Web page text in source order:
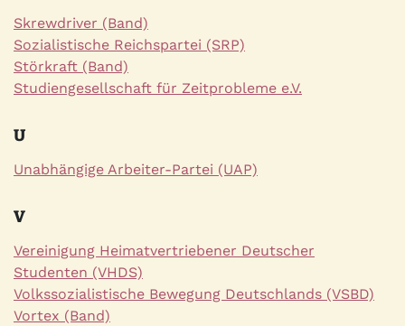
Skrewdriver (Band)
Sozialistische Reichspartei (SRP)
Störkraft (Band)
Studiengesellschaft für Zeitprobleme e.V.
U
Unabhängige Arbeiter-Partei (UAP)
V
Vereinigung Heimatvertriebener Deutscher
Studenten (VHDS)
Volkssozialistische Bewegung Deutschlands (VSBD)
Vortex (Band)